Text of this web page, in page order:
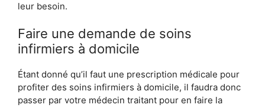
leur besoin.
Faire une demande de soins
infirmiers à domicile
Étant donné qu’il faut une prescription médicale pour
profiter des soins infirmiers à domicile, il faudra donc
passer par votre médecin traitant pour en faire la